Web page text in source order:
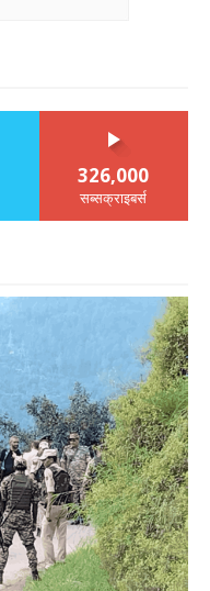
326,000
सब्सक्राइबर्स